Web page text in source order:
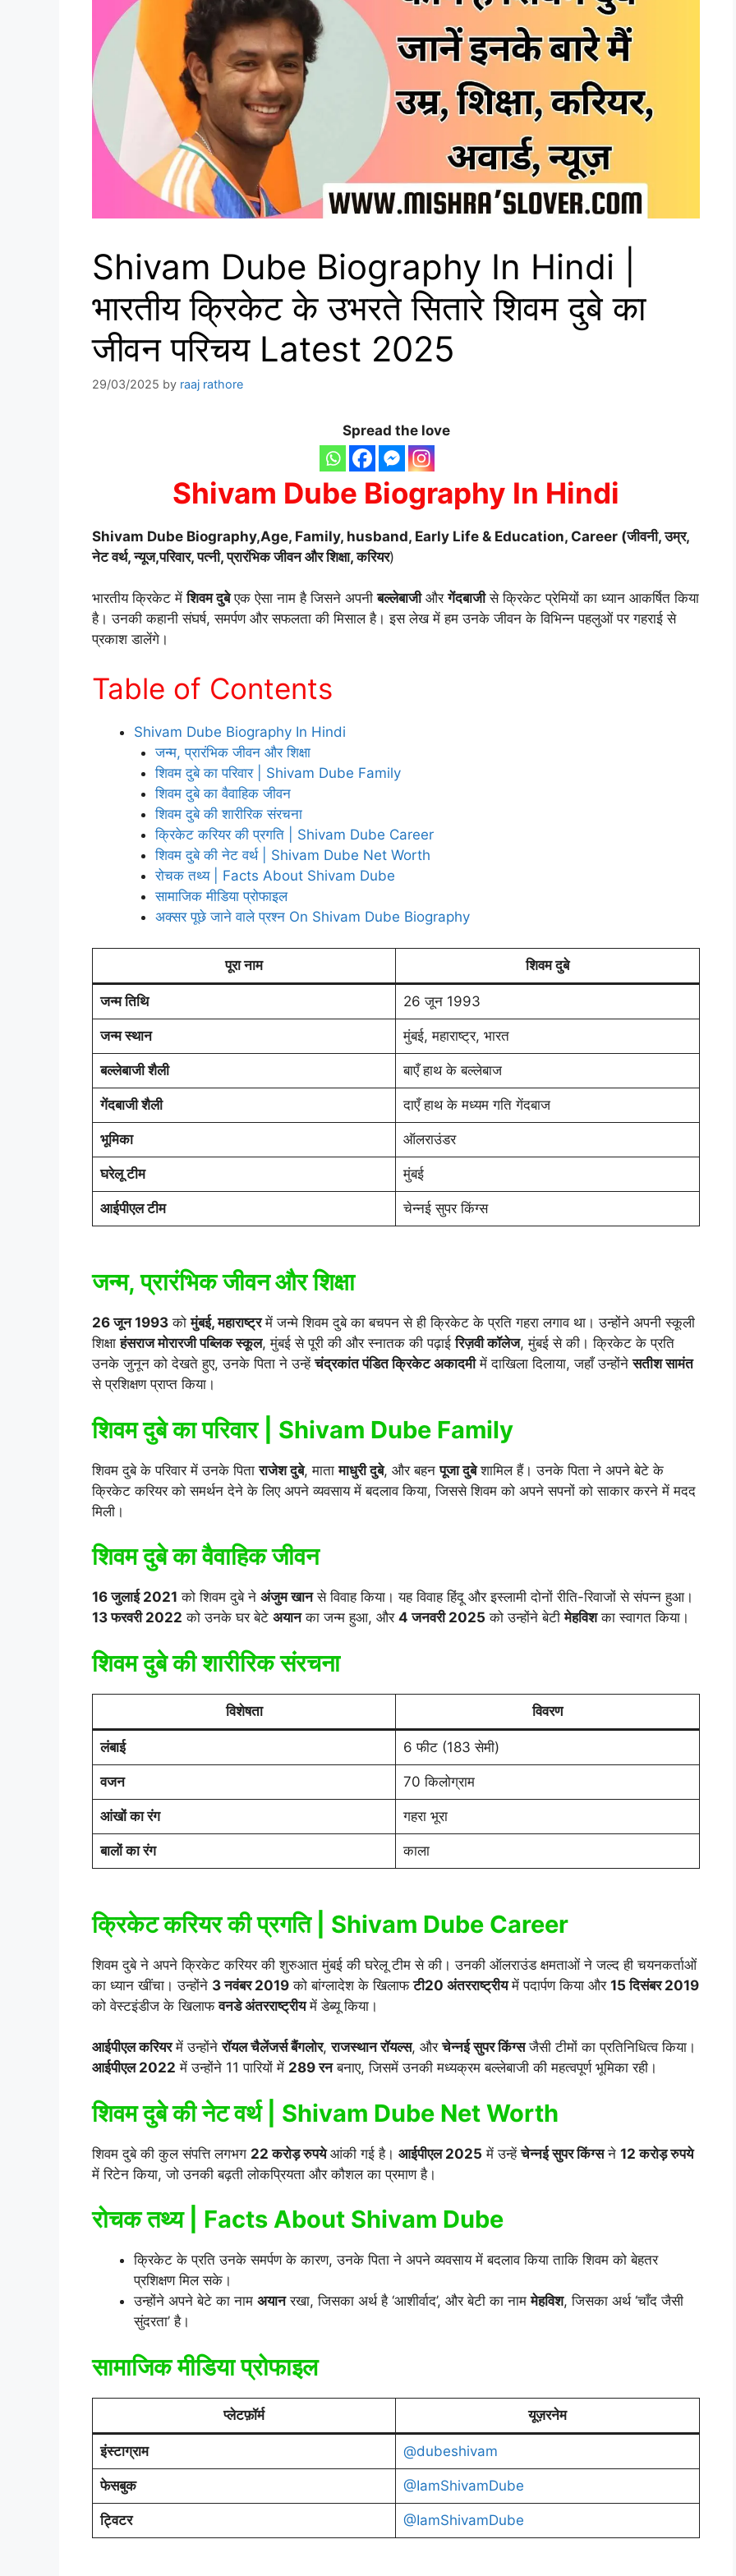
Shivam Dube Biography In Hindi |
भारतीय क्रिकेट के उभरते सितारे शिवम दुबे का
जीवन परिचय Latest 2025
29/03/2025 by raaj rathore
Spread the love
Shivam Dube Biography In Hindi
Shivam Dube Biography,Age, Family, husband, Early Life & Education, Career (जीवनी, उम्र,
नेट वर्थ, न्यूज,परिवार, पत्नी, प्रारंभिक जीवन और शिक्षा, करियर)
भारतीय क्रिकेट मेंशिवम दुबेएक ऐसा नाम है जिसने अपनीबल्लेबाजीऔरगेंदबाजीसे क्रिकेट प्रेमियों का ध्यान आकर्षित किया
है। उनकी कहानी संघर्ष, समर्पण और सफलता की मिसाल है। इस लेख में हम उनके जीवन के विभिन्न पहलुओं पर गहराई से
प्रकाश डालेंगे।
Table of Contents
Shivam Dube Biography In Hindi
जन्म, प्रारंभिक जीवन और शिक्षा
शिवम दुबे का परिवार | Shivam Dube Family
शिवम दुबे का वैवाहिक जीवन
शिवम दुबे की शारीरिक संरचना
क्रिकेट करियर की प्रगति | Shivam Dube Career
शिवम दुबे की नेट वर्थ | Shivam Dube Net Worth
रोचक तथ्य | Facts About Shivam Dube
सामाजिक मीडिया प्रोफाइल
अक्सर पूछे जाने वाले प्रश्न On Shivam Dube Biography
पूरा नाम शिवम दुबे
जन्म तिथि 26 जून 1993
जन्म स्थान मुंबई, महाराष्ट्र, भारत
बल्लेबाजी शैली बाएँ हाथ के बल्लेबाज
गेंदबाजी शैली दाएँ हाथ के मध्यम गति गेंदबाज
भूमिका ऑलराउंडर
घरेलू टीम मुंबई
आईपीएल टीम चेन्नई सुपर किंग्स
जन्म, प्रारंभिक जीवन और शिक्षा
26 जून 1993 कोमुंबई, महाराष्ट्रमें जन्मे शिवम दुबे का बचपन से ही क्रिकेट के प्रति गहरा लगाव था। उन्होंने अपनी स्कूली
शिक्षाहंसराज मोरारजी पब्लिक स्कूल, मुंबई से पूरी की और स्नातक की पढ़ाईरिज़वी कॉलेज, मुंबई से की। क्रिकेट के प्रति
उनके जुनून को देखते हुए, उनके पिता ने उन्हेंचंद्रकांत पंडित क्रिकेट अकादमीमें दाखिला दिलाया, जहाँ उन्होंनेसतीश सामंत
से प्रशिक्षण प्राप्त किया।
शिवम दुबे का परिवार | Shivam Dube Family
शिवम दुबे के परिवार में उनके पिताराजेश दुबे, मातामाधुरी दुबे, और बहनपूजा दुबेशामिल हैं। उनके पिता ने अपने बेटे के
क्रिकेट करियर को समर्थन देने के लिए अपने व्यवसाय में बदलाव किया, जिससे शिवम को अपने सपनों को साकार करने में मदद
मिली।
शिवम दुबे का वैवाहिक जीवन
16 जुलाई 2021 को शिवम दुबे ने अंजुम खानसे विवाह किया। यह विवाह हिंदू और इस्लामी दोनों रीति-रिवाजों से संपन्न हुआ।
13 फरवरी 2022 को उनके घर बेटे अयानका जन्म हुआ, और 4 जनवरी 2025 को उन्होंने बेटीमेहविशका स्वागत किया।
शिवम दुबे की शारीरिक संरचना
विशेषता विवरण
लंबाई 6 फीट (183 सेमी)
वजन 70 किलोग्राम
आंखों का रंग गहरा भूरा
बालों का रंग काला
क्रिकेट करियर की प्रगति | Shivam Dube Career
शिवम दुबे ने अपने क्रिकेट करियर की शुरुआत मुंबई की घरेलू टीम से की। उनकी ऑलराउंड क्षमताओं ने जल्द ही चयनकर्ताओं
का ध्यान खींचा। उन्होंने 3 नवंबर 2019 को बांग्लादेश के खिलाफटी20 अंतरराष्ट्रीयमें पदार्पण किया और 15 दिसंबर 2019
को वेस्टइंडीज के खिलाफवनडे अंतरराष्ट्रीयमें डेब्यू किया।
आईपीएल करियरमें उन्होंनेरॉयल चैलेंजर्स बैंगलोर,राजस्थान रॉयल्स, औरचेन्नई सुपर किंग्सजैसी टीमों का प्रतिनिधित्व किया।
आईपीएल 2022 में उन्होंने 11 पारियों में 289 रनबनाए, जिसमें उनकी मध्यक्रम बल्लेबाजी की महत्वपूर्ण भूमिका रही।
शिवम दुबे की नेट वर्थ | Shivam Dube Net Worth
शिवम दुबे की कुल संपत्ति लगभग 22 करोड़ रुपयेआंकी गई है। आईपीएल 2025 में उन्हेंचेन्नई सुपर किंग्सने 12 करोड़ रुपये
में रिटेन किया, जो उनकी बढ़ती लोकप्रियता और कौशल का प्रमाण है।
रोचक तथ्य | Facts About Shivam Dube
क्रिकेट के प्रति उनके समर्पण के कारण, उनके पिता ने अपने व्यवसाय में बदलाव किया ताकि शिवम को बेहतर
प्रशिक्षण मिल सके।
उन्होंने अपने बेटे का नाम अयानरखा, जिसका अर्थ है ‘आशीर्वाद’, और बेटी का नाममेहविश, जिसका अर्थ ‘चाँद जैसी
सुंदरता’ है।
सामाजिक मीडिया प्रोफाइल
प्लेटफ़ॉर्म यूज़रनेम
इंस्टाग्राम @dubeshivam
फेसबुक @IamShivamDube
ट्विटर @IamShivamDube